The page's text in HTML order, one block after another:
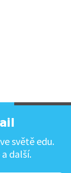
světě edu.
další.